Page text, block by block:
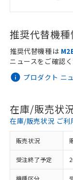
推奨代替機種
プロダクト ニ
推奨代替機種は
ニュースをご確認く
在庫/販売状
在庫/販売状況 ご利
販売状況
受注終了予定
機種区分